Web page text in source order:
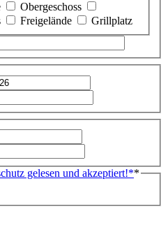
Obergeschoss
Freigelände
Grillplatz
gelesen und akzeptiert!**